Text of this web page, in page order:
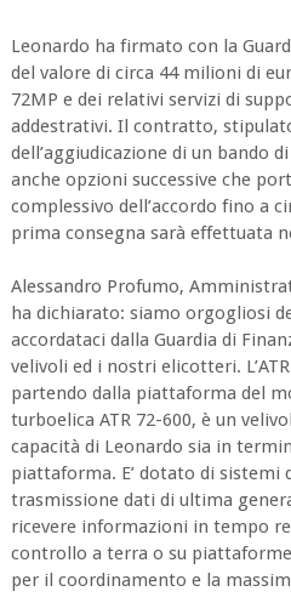
Leonardo ha firmato con la
del valore di circa 44 milioni di
72MP e dei relativi servizi di
addestrativi. Il contratto,
dell’aggiudicazione di un bando
anche opzioni successive che
complessivo dell’accordo fino a
prima consegna sarà effettuata
Alessandro Profumo,
ha dichiarato: siamo orgogliosi
accordataci dalla Guardia di
velivoli ed i nostri elicotteri.
partendo dalla piattaforma del
turboelica ATR 72-600, è un
capacità di Leonardo sia in
piattaforma. E’ dotato di sistemi
trasmissione dati di ultima
ricevere informazioni in tempo
controllo a terra o su
per il coordinamento e la